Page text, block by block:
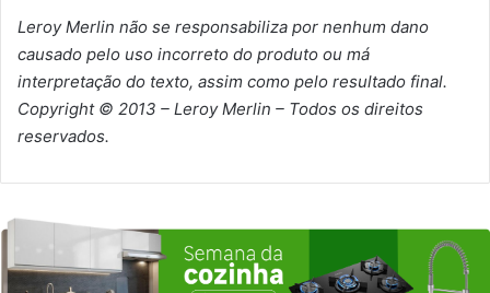
Leroy Merlin não se responsabiliza por nenhum dano
causado pelo uso incorreto do produto ou má
interpretação do texto, assim como pelo resultado final.
Copyright © 2013 – Leroy Merlin – Todos os direitos
reservados.